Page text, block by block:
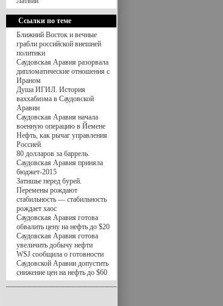
Ссылки по теме
Ближний Восток и вечные
грабли российской внешней
политики
Саудовская Аравия разорвала
дипломатические отношения с
Ираном
Душа ИГИЛ. История
ваххабизма в Саудовской
Аравии
Саудовская Аравия начала
военную операцию в Йемене
Нефть, как рычаг управления
Россией
80 долларов за баррель.
Саудовская Аравия приняла
бюджет-2015
Затишье перед бурей.
Перемены рождают
стабильность — стабильность
рождает хаос
Саудовская Аравия готова
обвалить цену на нефть до $20
Саудовская Аравия готова
увеличить добычу нефти
WSJ сообщила о готовности
Саудовской Аравии допустить
снижение цен на нефть до $60